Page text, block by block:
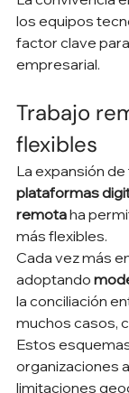
los equipos
factor clave
empresarial.
Trabajo
flexibles
La expansión
plataformas
remota ha
más flexibles.
Cada vez más
adoptando
la conciliación
muchos casos,
Estos
organizaciones
limitaciones